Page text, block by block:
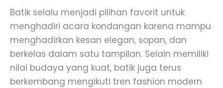
Batik selalu menjadi pilihan favorit untuk
menghadiri acara kondangan karena mampu
menghadirkan kesan elegan, sopan, dan
berkelas dalam satu tampilan. Selain memiliki
nilai budaya yang kuat, batik juga terus
berkembang mengikuti tren fashion modern